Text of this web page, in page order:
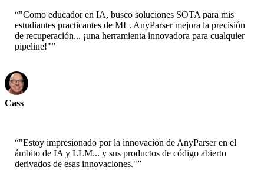
“"Como educador en IA, busco soluciones SOTA para mis
estudiantes practicantes de ML. AnyParser mejora la precisión
de recuperación... ¡una herramienta innovadora para cualquier
pipeline!"”
Cass
“"Estoy impresionado por la innovación de AnyParser en el
ámbito de IA y LLM... y sus productos de código abierto
derivados de esas innovaciones."”